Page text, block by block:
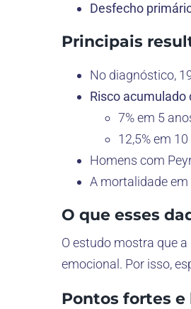
Desfecho
Principais
No diagnóstico,
Risco acumulado
7% em 5
12,5% em
Homens com
A mortalidade em
O que esses
O estudo mostra que a
emocional. Por isso,
Pontos fortes